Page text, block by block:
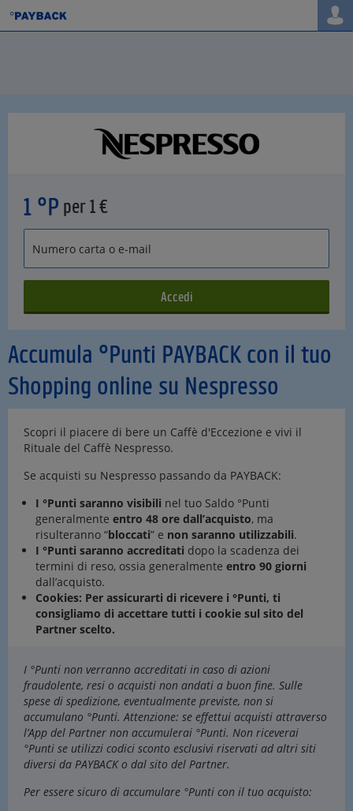
Accumula °Punti PAYBACK con il tuo
Shopping online su Nespresso
Scopri il piacere di bere un Caffè d'Eccezione e vivi il
Rituale del Caffè Nespresso.
Se acquisti su Nespresso passando da PAYBACK:
I °Punti saranno visibili nel tuo Saldo °Punti
generalmente entro 48 ore dall’acquisto, ma
risulteranno “bloccati” e non saranno utilizzabili.
I °Punti saranno accreditati dopo la scadenza dei
termini di reso, ossia generalmente entro 90 giorni
dall’acquisto.
Cookies: Per assicurarti di ricevere i °Punti, ti
consigliamo di accettare tutti i cookie sul sito del
Partner scelto.
I °Punti non verranno accreditati in caso di azioni
fraudolente, resi o acquisti non andati a buon fine. Sulle
spese di spedizione, eventualmente previste, non si
accumulano °Punti. Attenzione: se effettui acquisti attraverso
l’App del Partner non accumulerai °Punti. Non riceverai
°Punti se utilizzi codici sconto esclusivi riservati ad altri siti
diversi da PAYBACK o dal sito del Partner.
Per essere sicuro di accumulare °Punti con il tuo acquisto:
1 °P per 1 €